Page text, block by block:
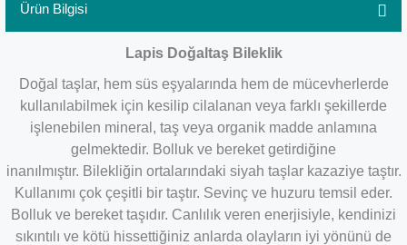
Ürün Bilgisi
Lapis ​Doğaltaş Bileklik
Doğal taşlar, hem süs eşyalarında hem de mücevherlerde
kullanılabilmek için kesilip cilalanan veya farklı şekillerde
işlenebilen mineral, taş veya organik madde anlamına
gelmektedir. Bolluk ve bereket getirdiğine
inanılmıştır. Bilekliğin ortalarındaki siyah taşlar kazaziye taştır.
Kullanımı çok çeşitli bir taştır. Sevinç ve huzuru temsil eder.
Bolluk ve bereket taşıdır. Canlılık veren enerjisiyle, kendinizi
sıkıntılı ve kötü hissettiğiniz anlarda olayların iyi yönünü de